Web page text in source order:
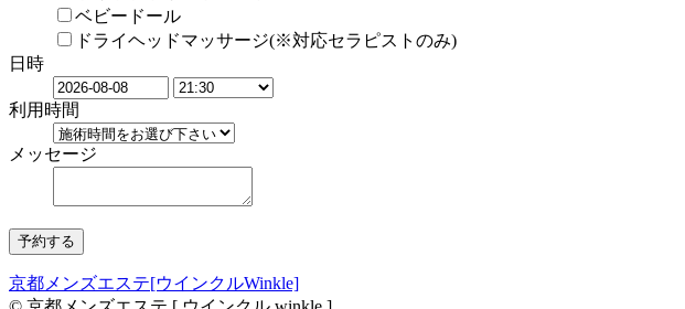
ベビードール
ドライヘッドマッサージ(※対応セラピストのみ)
日時
利用時間
メッセージ
京都メンズエステ[ウインクルWinkle]